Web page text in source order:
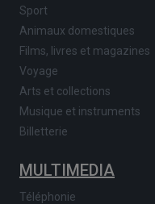
Sport
Animaux domestiques
Films, livres et magazines
Voyage
Arts et collections
Musique et instruments
Billetterie
MULTIMEDIA
Téléphonie